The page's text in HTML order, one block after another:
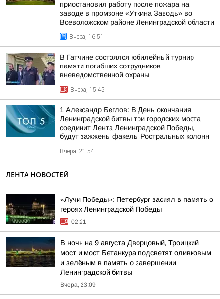
приостановил работу после пожара на
заводе в промзоне «Уткина Заводь» во
Всеволожском районе Ленинградской области
Вчера, 16:51
В Гатчине состоялся юбилейный турнир
памяти погибших сотрудников
вневедомственной охраны
Вчера, 15:45
1 Александр Беглов: В День окончания
Ленинградской битвы три городских моста
соединит Лента Ленинградской Победы,
будут зажжены факелы Ростральных колонн
Вчера, 21:54
ЛЕНТА НОВОСТЕЙ
«Лучи Победы»: Петербург засиял в память о
героях Ленинградской Победы
02:21
В ночь на 9 августа Дворцовый, Троицкий
мост и мост Бетанкура подсветят оливковым
и зелёным в память о завершении
Ленинградской битвы
Вчера, 23:09